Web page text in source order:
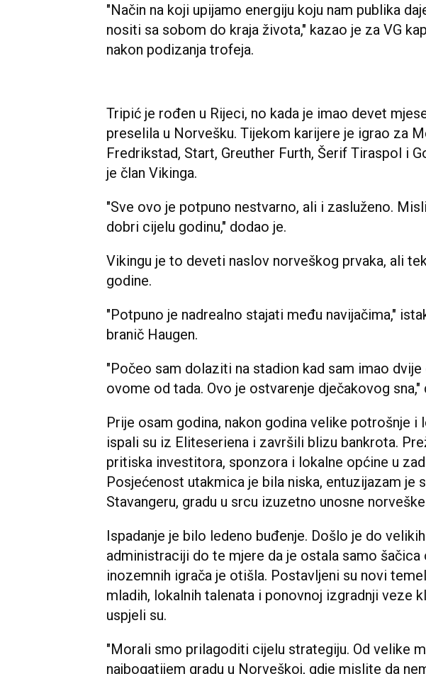
"Način na koji upijamo energiju koju nam publika
nositi sa sobom do kraja života," kazao je za VG
nakon podizanja trofeja.
Tripić je rođen u Rijeci, no kada je imao devet
preselila u Norvešku. Tijekom karijere je igrao za
Fredrikstad, Start, Greuther Furth, Šerif Tiraspol i
je član Vikinga.
"Sve ovo je potpuno nestvarno, ali i zasluženo.
dobri cijelu godinu," dodao je.
Vikingu je to deveti naslov norveškog prvaka, ali
godine.
"Potpuno je nadrealno stajati među navijačima,"
branič Haugen.
"Počeo sam dolaziti na stadion kad sam imao dvije
ovome od tada. Ovo je ostvarenje dječakovog sna,"
Prije osam godina, nakon godina velike potrošnje i
ispali su iz Eliteseriena i završili blizu bankrota.
pritiska investitora, sponzora i lokalne općine u
Posjećenost utakmica je bila niska, entuzijazam je
Stavangeru, gradu u srcu izuzetno unosne
Ispadanje je bilo ledeno buđenje. Došlo je do
administraciji do te mjere da je ostala samo šačica
inozemnih igrača je otišla. Postavljeni su novi
mladih, lokalnih talenata i ponovnoj izgradnji veze
uspjeli su.
"Morali smo prilagoditi cijelu strategiju. Od velike
najbogatijem gradu u Norveškoj, gdje mislite da